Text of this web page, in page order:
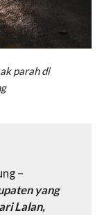
parah di
–
yang
Lalan,